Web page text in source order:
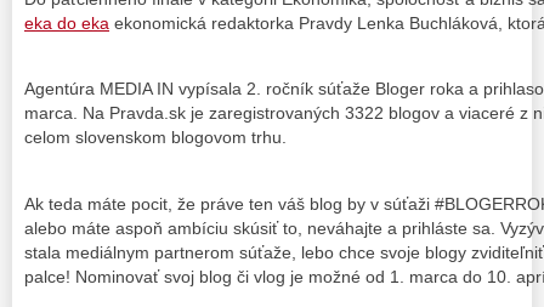
eka do eka ekonomická redaktorka Pravdy Lenka Buchláková,
Agentúra MEDIA IN vypísala 2. ročník súťaže Bloger roka a
marca. Na Pravda.sk je zaregistrovaných 3322 blogov a viaceré z
celom slovenskom blogovom trhu.
Ak teda máte pocit, že práve ten váš blog by v súťaži
alebo máte aspoň ambíciu skúsiť to, neváhajte a prihláste sa.
stala mediálnym partnerom súťaže, lebo chce svoje blogy
palce! Nominovať svoj blog či vlog je možné od 1. marca do 10.